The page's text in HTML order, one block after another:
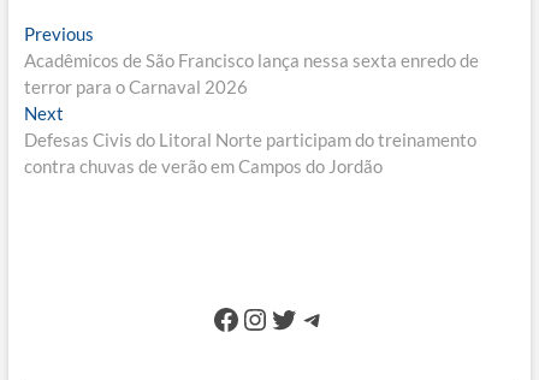
Navegação
de
Post
PreviousPrevious
post:
Acadêmicos de São Francisco lança nessa sexta enredo de
terror para o Carnaval 2026
NextNext
post:
Defesas Civis do Litoral Norte participam do treinamento
contra chuvas de verão em Campos do Jordão
Facebook
Instagram
Twitter
Telegram